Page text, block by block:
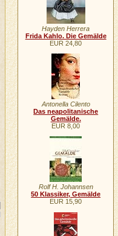
Hayden Herrera
Frida Kahlo. Die Gemälde
EUR 24,80
Antonella Cilento
Das neapolitanische
Gemälde.
EUR 8,00
Rolf H. Johannsen
50 Klassiker, Gemälde
EUR 15,90